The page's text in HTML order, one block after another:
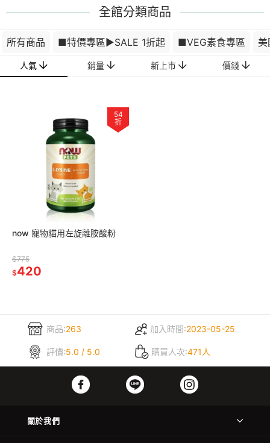
全館分類商品
所有商品 ■特價專區▶️SALE 1折起 ■VEG素食專區
人氣 銷量 新上市 價錢
54
折
now 寵物貓用左旋離胺酸粉
$775
$420
商品:263 加入時間:2023-05-25
評價:5.0 / 5.0 購買人次:471人
關於我們